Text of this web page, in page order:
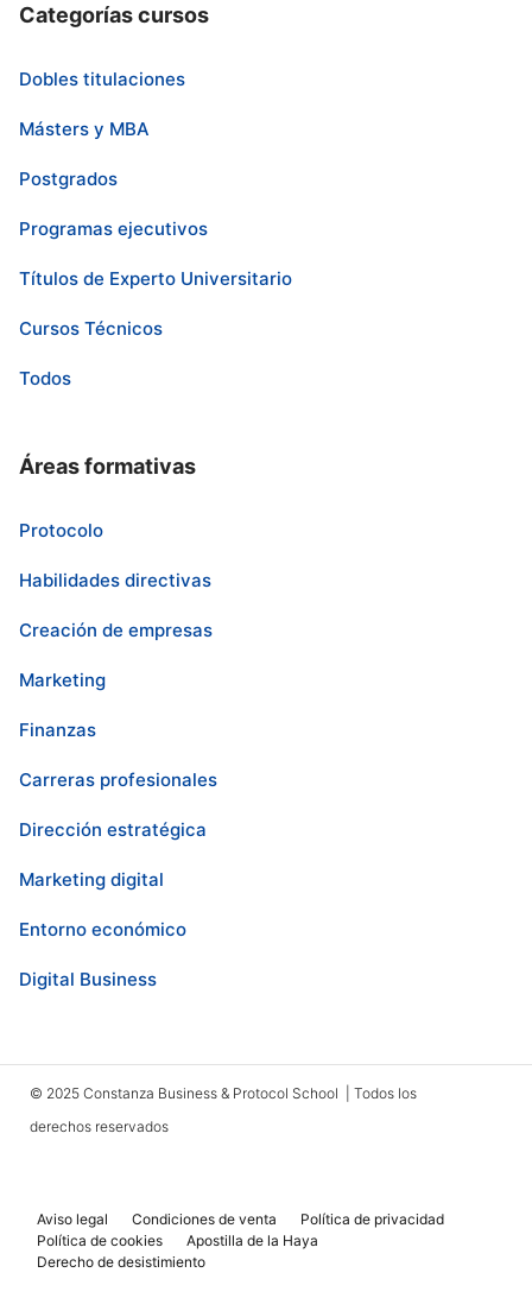
Categorías cursos
Dobles titulaciones
Másters y MBA
Postgrados
Programas ejecutivos
Títulos de Experto Universitario
Cursos Técnicos
Todos
Áreas formativas
Protocolo
Habilidades directivas
Creación de empresas
Marketing
Finanzas
Carreras profesionales
Dirección estratégica
Marketing digital
Entorno económico
Digital Business
© 2025 Constanza Business & Protocol School | Todos los
derechos reservados
Aviso legal Condiciones de venta
Política de privacidad
Política de cookies
Apostilla de la Haya
Derecho de desistimiento